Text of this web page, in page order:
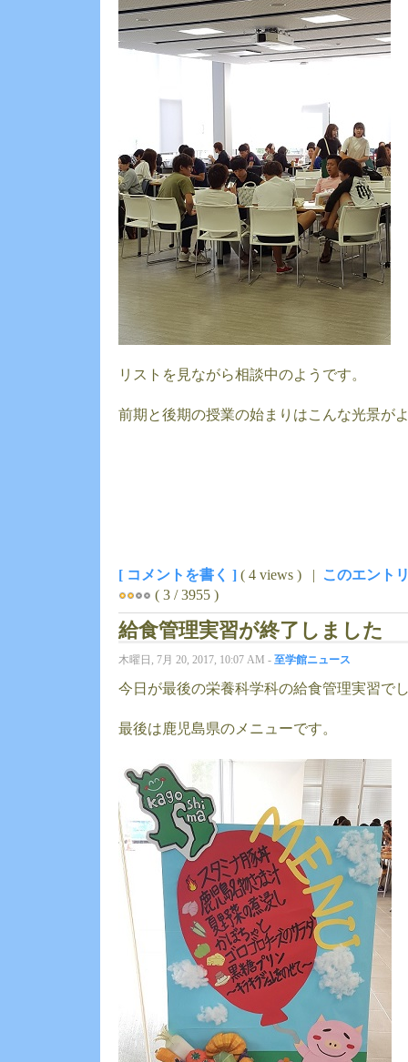
リストを見ながら相談中のようです。
前期と後期の授業の始まりはこんな光景が
[ コメントを書く ] ( 4 views ) | このエント
( 3 / 3955 )
給食管理実習が終了しました
木曜日, 7月 20, 2017, 10:07 AM - 至学館ニュース
今日が最後の栄養科学科の給食管理実習で
最後は鹿児島県のメニューです。